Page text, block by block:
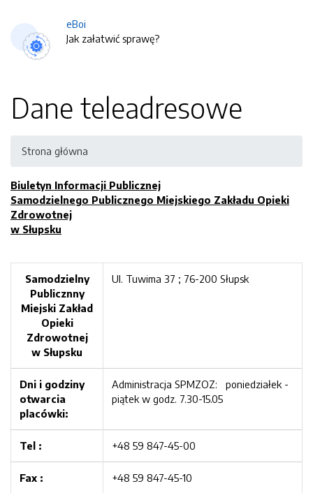
eBoi
Jak załatwić sprawę?
Dane teleadresowe
Strona główna
Biuletyn Informacji Publicznej
Samodzielnego Publicznego Miejskiego Zakładu Opieki
Zdrowotnej
w Słupsku
Samodzielny
Publicznny
Miejski Zakład
Opieki
Zdrowotnej
w Słupsku
Ul. Tuwima 37 ; 76-200 Słupsk
Dni i godziny
otwarcia
placówki:
Administracja SPMZOZ: poniedziałek -
piątek w godz. 7.30-15.05
Tel : +48 59 847-45-00
Fax : +48 59 847-45-10